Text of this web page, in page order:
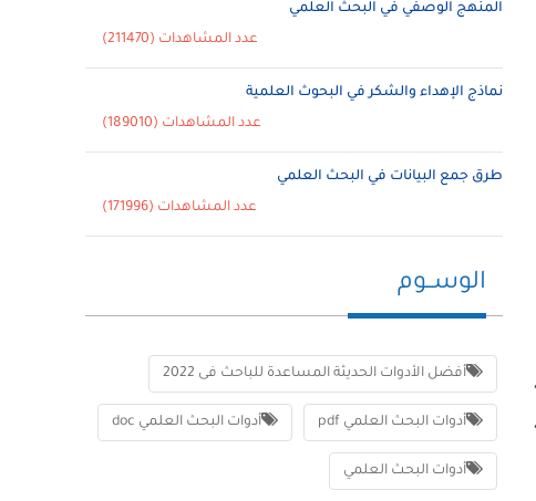
المنهج الوصفي في البحث العلمي
عدد المشاهدات (211470)
نماذج الإهداء والشكر في البحوث العلمية
عدد المشاهدات (189010)
طرق جمع البيانات في البحث العلمي
عدد المشاهدات (171996)
الوســوم
أفضل الأدوات الحديثة المساعدة للباحث فى 2022
أدوات البحث العلمي pdf أدوات البحث العلمي doc
أدوات البحث العلمي